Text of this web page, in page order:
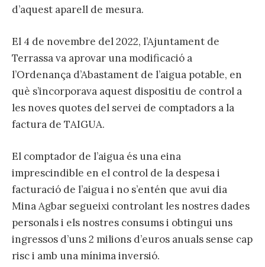
d’aquest aparell de mesura.
El 4 de novembre del 2022, l’Ajuntament de
Terrassa va aprovar una modificació a
l’Ordenança d’Abastament de l’aigua potable, en
què s’incorporava aquest dispositiu de control a
les noves quotes del servei de comptadors a la
factura de TAIGUA.
El comptador de l’aigua és una eina
imprescindible en el control de la despesa i
facturació de l’aigua i no s’entén que avui dia
Mina Agbar segueixi controlant les nostres dades
personals i els nostres consums i obtingui uns
ingressos d’uns 2 milions d’euros anuals sense cap
risc i amb una mínima inversió.